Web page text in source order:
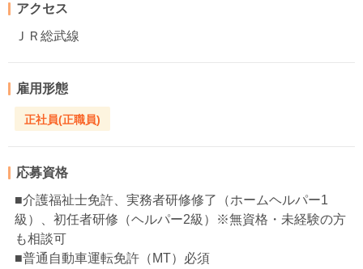
アクセス
ＪＲ総武線
雇用形態
正社員(正職員)
応募資格
■介護福祉士免許、実務者研修修了（ホームヘルパー1
級）、初任者研修（ヘルパー2級）※無資格・未経験の方
も相談可
■普通自動車運転免許（MT）必須